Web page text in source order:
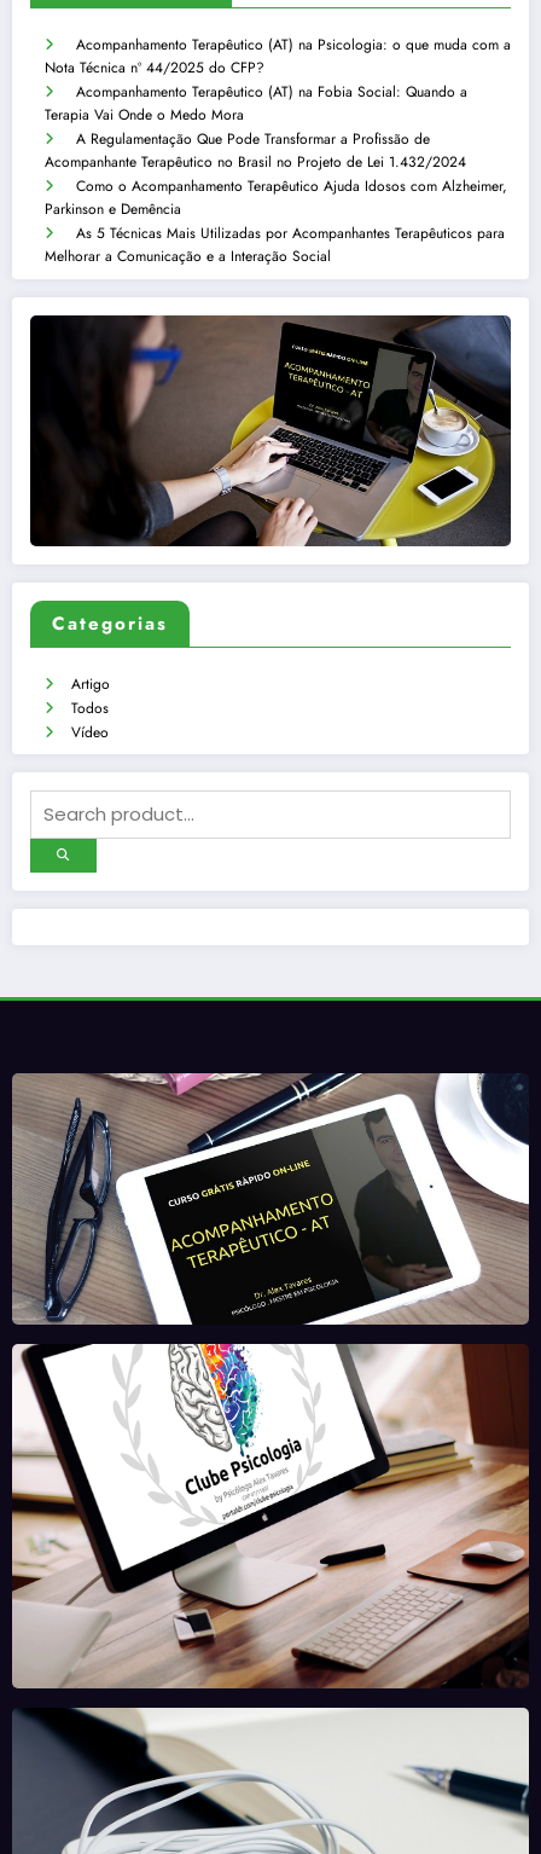
Acompanhamento Terapêutico (AT) na Psicologia: o que muda com a
Nota Técnica nº 44/2025 do CFP?
Acompanhamento Terapêutico (AT) na Fobia Social: Quando a
Terapia Vai Onde o Medo Mora
A Regulamentação Que Pode Transformar a Profissão de
Acompanhante Terapêutico no Brasil no Projeto de Lei 1.432/2024
Como o Acompanhamento Terapêutico Ajuda Idosos com Alzheimer,
Parkinson e Demência
As 5 Técnicas Mais Utilizadas por Acompanhantes Terapêuticos para
Melhorar a Comunicação e a Interação Social
Categorias
Artigo
Todos
Vídeo